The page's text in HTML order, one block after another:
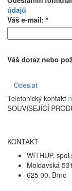
údajů
Váš e-mail: *
Váš dotaz nebo
Odeslat
Telefonický kontakt
SOUVISEJÍCÍ
KONTAKT
WITHUP,
Moldavská
625 00, Brno